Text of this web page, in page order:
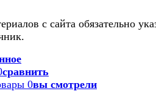
с сайта обязательно
сравнить
0вы смотрели